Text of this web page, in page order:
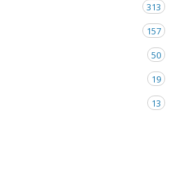
313
157
50
19
13